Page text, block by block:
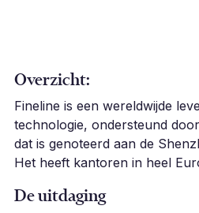
Overzicht:
Fineline is een wereldwijde
technologie, ondersteund
dat is genoteerd aan de
Het heeft kantoren in heel
De uitdaging